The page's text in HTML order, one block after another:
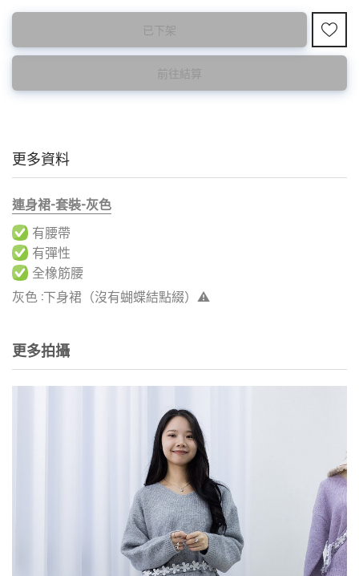
此為預購品
<預購款>因為韓國東大門8月暑假關係， 預購款會於8月18日
後才陸續返貨⚠️
此為減價貨品
特價品不設退換，購買前請先確認所列出的尺碼是否合適。
已下架
前往結算
更多資料
連身裙-套裝-灰色
有腰帶
有彈性
全橡筋腰
灰色 :下身裙（沒有蝴蝶結點綴）⚠️
更多拍攝